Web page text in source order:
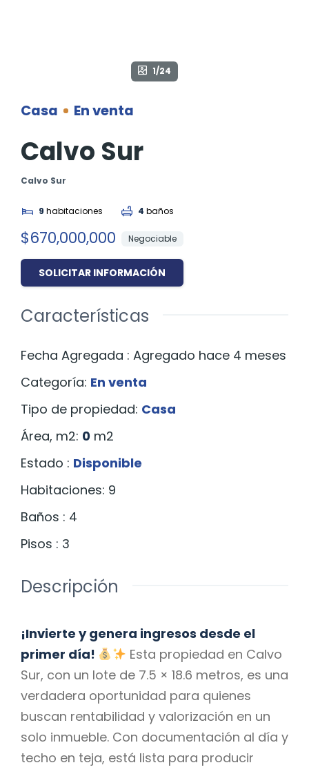
1/24
Casa En venta
Calvo Sur
Calvo Sur
9 habitaciones 4 baños
$670,000,000 Negociable
SOLICITAR INFORMACIÓN
Características
Fecha Agregada : Agregado hace 4 meses
Categoría: En venta
Tipo de propiedad: Casa
Área, m2: 0 m2
Estado : Disponible
Habitaciones: 9
Baños : 4
Pisos : 3
Descripción
¡Invierte y genera ingresos desde el
primer día!
Esta propiedad en Calvo
Sur, con un lote de 7.5 × 18.6 metros, es una
verdadera oportunidad para quienes
buscan rentabilidad y valorización en un
solo inmueble. Con documentación al día y
techo en teja, está lista para producir